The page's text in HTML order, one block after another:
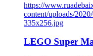
https://
content/uploads/
335x256.jpg
LEGO Super